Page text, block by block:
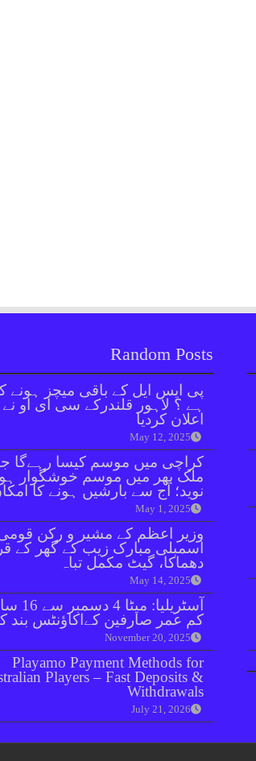
Random Posts
پی ایس ایل کے باقی میچز ہونے
ہے ؟ لاہور قلندرکے سی ای او نے
اعلان کردیا
May 12, 2025
کراچی میں موسم کیسا رہےگا
ملک بھر میں موسم خوشگوار
نوید؛ آج سے بارشیں ہونے کا
May 1, 2025
وزیر اعظم کے مشیر و رکن
اسمبلی مبارک زیب کے گھر کے
دھماکا، گیٹ مکمل تباہ
May 14, 2025
کم عمر صارفین کےاکاؤنٹس بند
November 20, 2025
Playamo Payment Methods for
Players – Fast Deposits &
Withdrawals
July 21, 2026